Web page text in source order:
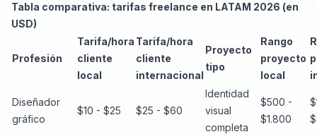
Tabla comparativa: tarifas freelance en LATAM 2026 (en
USD)
Profesión
Tarifa/hora
cliente
local
Tarifa/hora
cliente
internacional
Proyecto
tipo
Rango
proyecto
local
Diseñador
gráfico
$10 - $25 $25 - $60
Identidad
visual
completa
$500 -
$1.800